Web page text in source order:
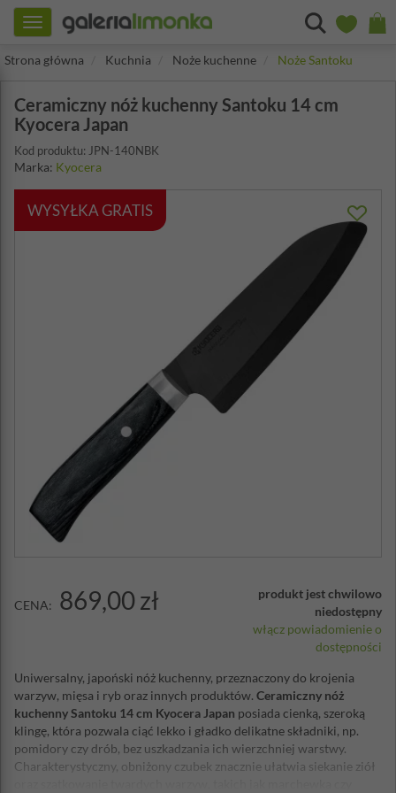
Toggle
navigation
Strona główna
Kuchnia Noże kuchenne Noże Santoku
Ceramiczny nóż kuchenny Santoku 14 cm
Kyocera Japan
Kod produktu: JPN-140NBK
Marka: Kyocera
WYSYŁKA GRATIS
CENA: 869,00 zł
produkt jest chwilowo
niedostępny
włącz powiadomienie o
dostępności
Uniwersalny, japoński nóż kuchenny, przeznaczony do krojenia
warzyw, mięsa i ryb oraz innych produktów. Ceramiczny nóż
kuchenny Santoku 14 cm Kyocera Japan posiada cienką, szeroką
klingę, która pozwala ciąć lekko i gładko delikatne składniki, np.
pomidory czy drób, bez uszkadzania ich wierzchniej warstwy.
Charakterystyczny, obniżony czubek znacznie ułatwia siekanie ziół